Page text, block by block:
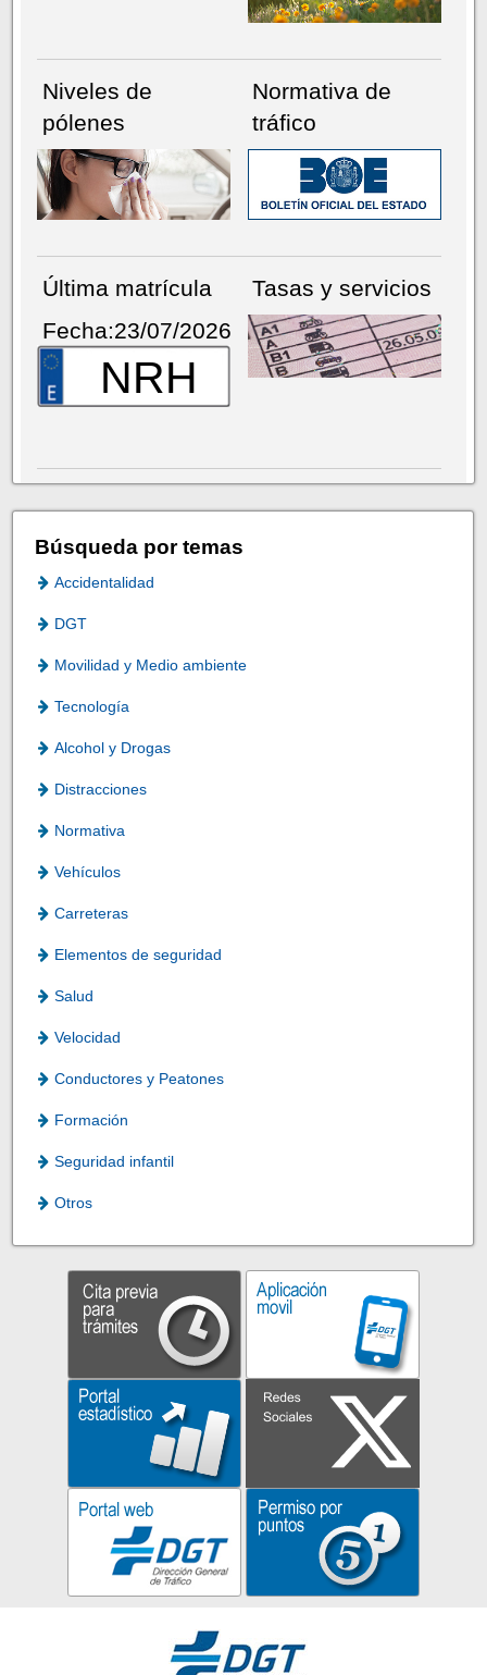
Niveles de
pólenes
Normativa de
tráfico
Última matrícula
Fecha:23/07/2026
NRH
Tasas y servicios
Búsqueda por temas
Accidentalidad
DGT
Movilidad y Medio ambiente
Tecnología
Alcohol y Drogas
Distracciones
Normativa
Vehículos
Carreteras
Elementos de seguridad
Salud
Velocidad
Conductores y Peatones
Formación
Seguridad infantil
Otros